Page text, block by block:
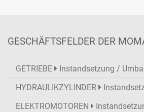
GESCHÄFTSFELDER DER
GETRIEBE
Instandsetzung /
HYDRAULIKZYLINDER
ELEKTROMOTOREN